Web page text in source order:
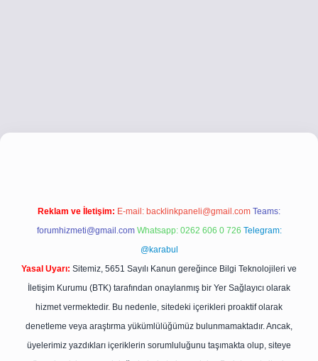
www.betexper.xyz/betci.cobetci girişbetci girişhiltonbet yeni
Reklam ve İletişim: E-mail: backlinkpaneli@gmail.com Teams:
forumhizmeti@gmail.com Whatsapp: 0262 606 0 726 Telegram:
@karabul
Yasal Uyarı: Sitemiz, 5651 Sayılı Kanun gereğince Bilgi Teknolojileri ve
İletişim Kurumu (BTK) tarafından onaylanmış bir Yer Sağlayıcı olarak
hizmet vermektedir. Bu nedenle, sitedeki içerikleri proaktif olarak
denetleme veya araştırma yükümlülüğümüz bulunmamaktadır. Ancak,
üyelerimiz yazdıkları içeriklerin sorumluluğunu taşımakta olup, siteye